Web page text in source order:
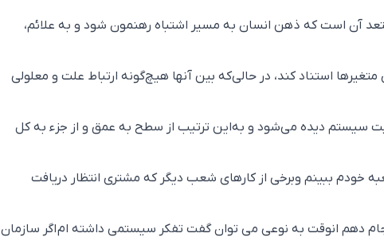
آن است که ذهن انسان به مسیر اشتباه رهنمون شود و به علائم،
استناد کند، در حالی‌که بین آنها هیچ‌گونه ارتباط علت و معلولی
سیستم دیده می‌شود و به‌این ترتیب از سطح به عمق و از جزء به کل
خودم ببینم وبرخی از کارهای شعب دیگر که مشتری انتظار دریافت
دهم انوقت به نوعی می توان گفت تفکر سیستمی داشته ام اگر سازمان